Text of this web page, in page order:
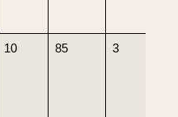
10 85 3